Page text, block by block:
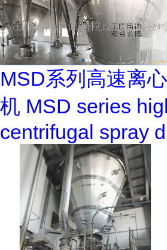
MSD系列高速离
机 MSD series
centrifugal spray